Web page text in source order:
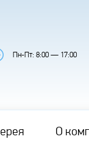
Пн-Пт: 8:00 — 17:00
О